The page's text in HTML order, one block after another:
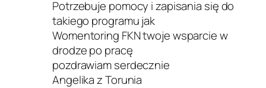
Potrzebuje pomocy i zapisania się do
takiego programu jak
Womentoring FKN twoje wsparcie w
drodze po pracę
pozdrawiam serdecznie
Angelika z Torunia